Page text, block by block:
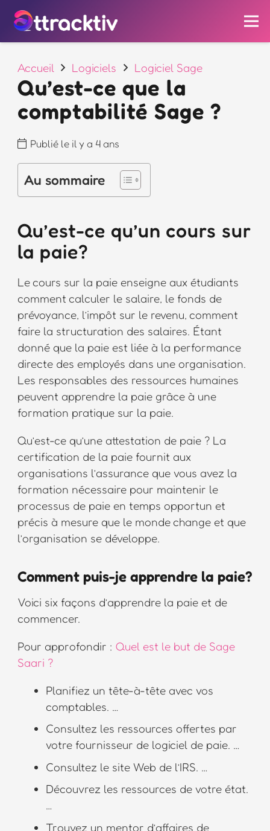
Accueil Logiciels Logiciel Sage
Qu’est-ce que la
comptabilité Sage ?
Publié le il y a 4 ans
Au sommaire
Qu’est-ce qu’un cours sur
la paie?
Le cours sur la paie enseigne aux étudiants
comment calculer le salaire, le fonds de
prévoyance, l’impôt sur le revenu, comment
faire la structuration des salaires. Étant
donné que la paie est liée à la performance
directe des employés dans une organisation.
Les responsables des ressources humaines
peuvent apprendre la paie grâce à une
formation pratique sur la paie.
Qu’est-ce qu’une attestation de paie ? La
certification de la paie fournit aux
organisations l’assurance que vous avez la
formation nécessaire pour maintenir le
processus de paie en temps opportun et
précis à mesure que le monde change et que
l’organisation se développe.
Comment puis-je apprendre la paie?
Voici six façons d’apprendre la paie et de
commencer.
Pour approfondir : Quel est le but de Sage
Saari ?
Planifiez un tête-à-tête avec vos
comptables. …
Consultez les ressources offertes par
votre fournisseur de logiciel de paie. …
Consultez le site Web de l’IRS. …
Découvrez les ressources de votre état.
…
Trouvez un mentor d’affaires de